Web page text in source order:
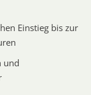
Einstieg bis zur
und